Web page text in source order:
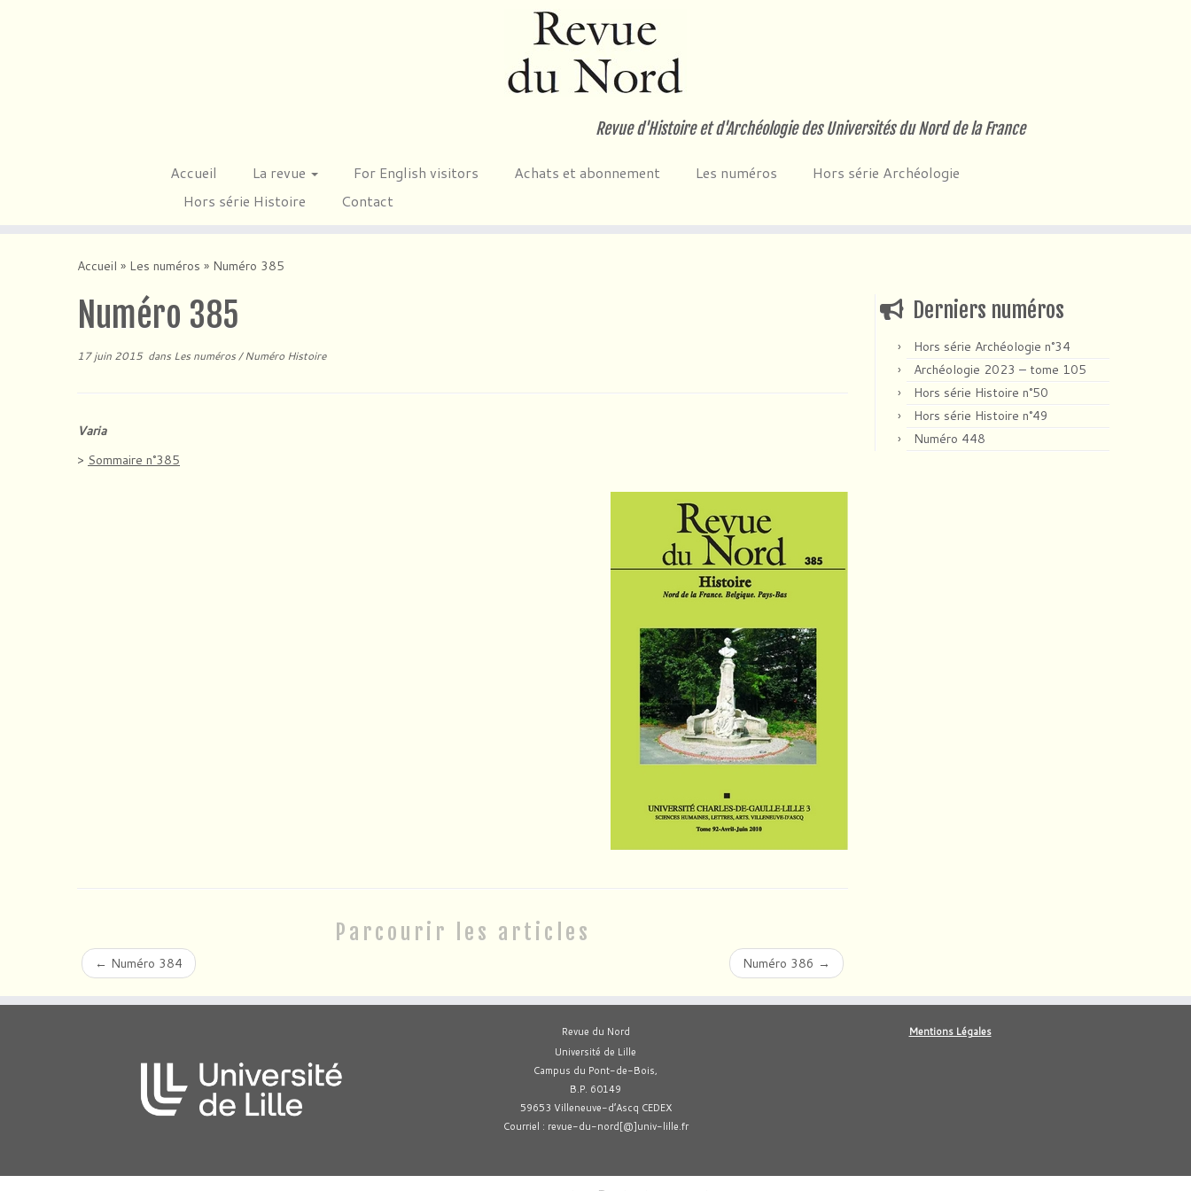
Revue d'Histoire et d'Archéologie des Universités du Nord de la France
Accueil La revue For English visitors Achats et abonnement Les numéros
Hors série Archéologie
Hors série Histoire
Contact
Accueil » Les numéros » Numéro 385
Numéro 385
17 juin 2015dans Les numéros/Numéro Histoire
Varia
> Sommaire n°385
Parcourir les articles
← Numéro 384 Numéro 386 →
Derniers numéros
Hors série Archéologie n°34
Archéologie 2023 – tome 105
Hors série Histoire n°50
Hors série Histoire n°49
Numéro 448
Revue du Nord
Université de Lille
Campus du Pont-de-Bois,
B.P. 60149
59653 Villeneuve-d’Ascq CEDEX
Courriel : revue-du-nord[@]univ-lille.fr
Mentions Légales